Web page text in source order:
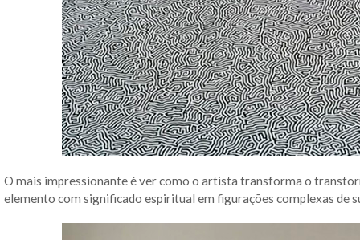
O mais impressionante é ver como o artista transforma o
elemento com significado espiritual em figurações complexas de